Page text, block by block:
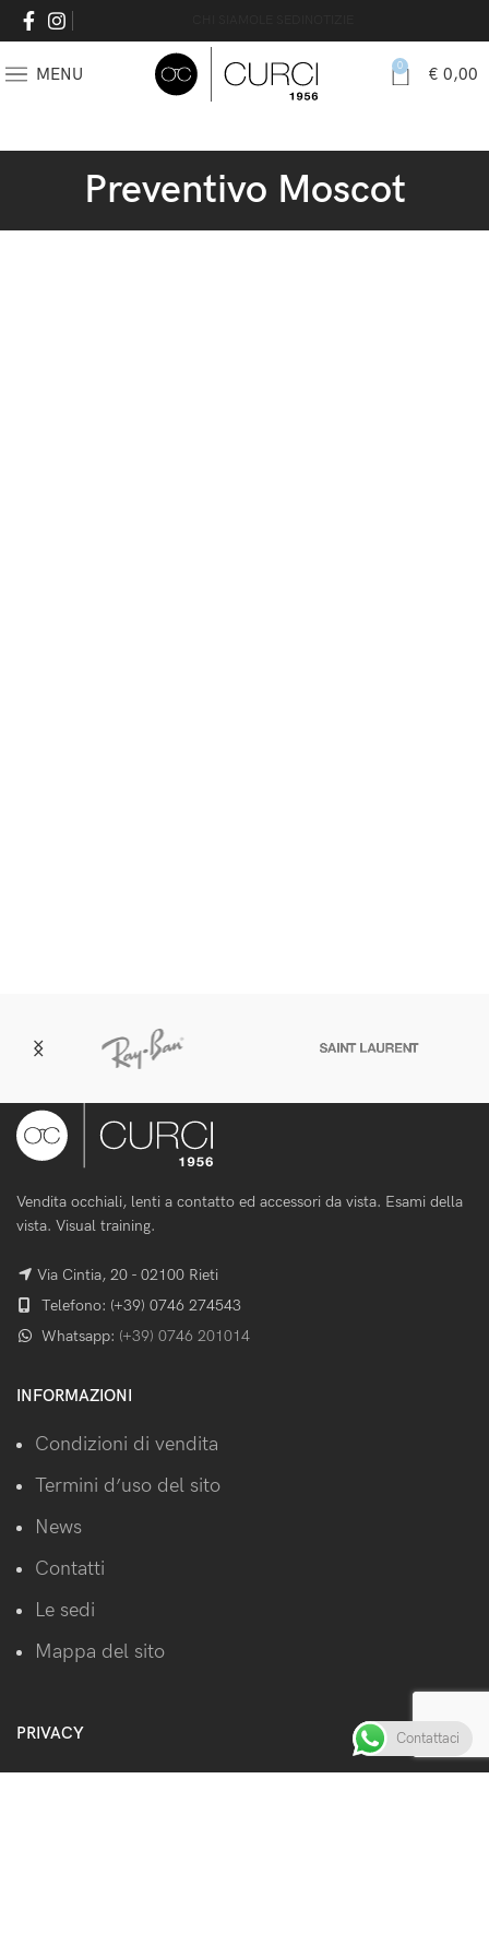
MENU 0 € 0,00
Preventivo Moscot
Vendita occhiali, lenti a contatto ed accessori da vista. Esami della
vista. Visual training.
Via Cintia, 20 - 02100 Rieti
Telefono: (+39) 0746 274543
Whatsapp: (+39) 0746 201014
INFORMAZIONI
Condizioni di vendita
Termini d’uso del sito
News
Contatti
Le sedi
Mappa del sito
PRIVACY Contattaci